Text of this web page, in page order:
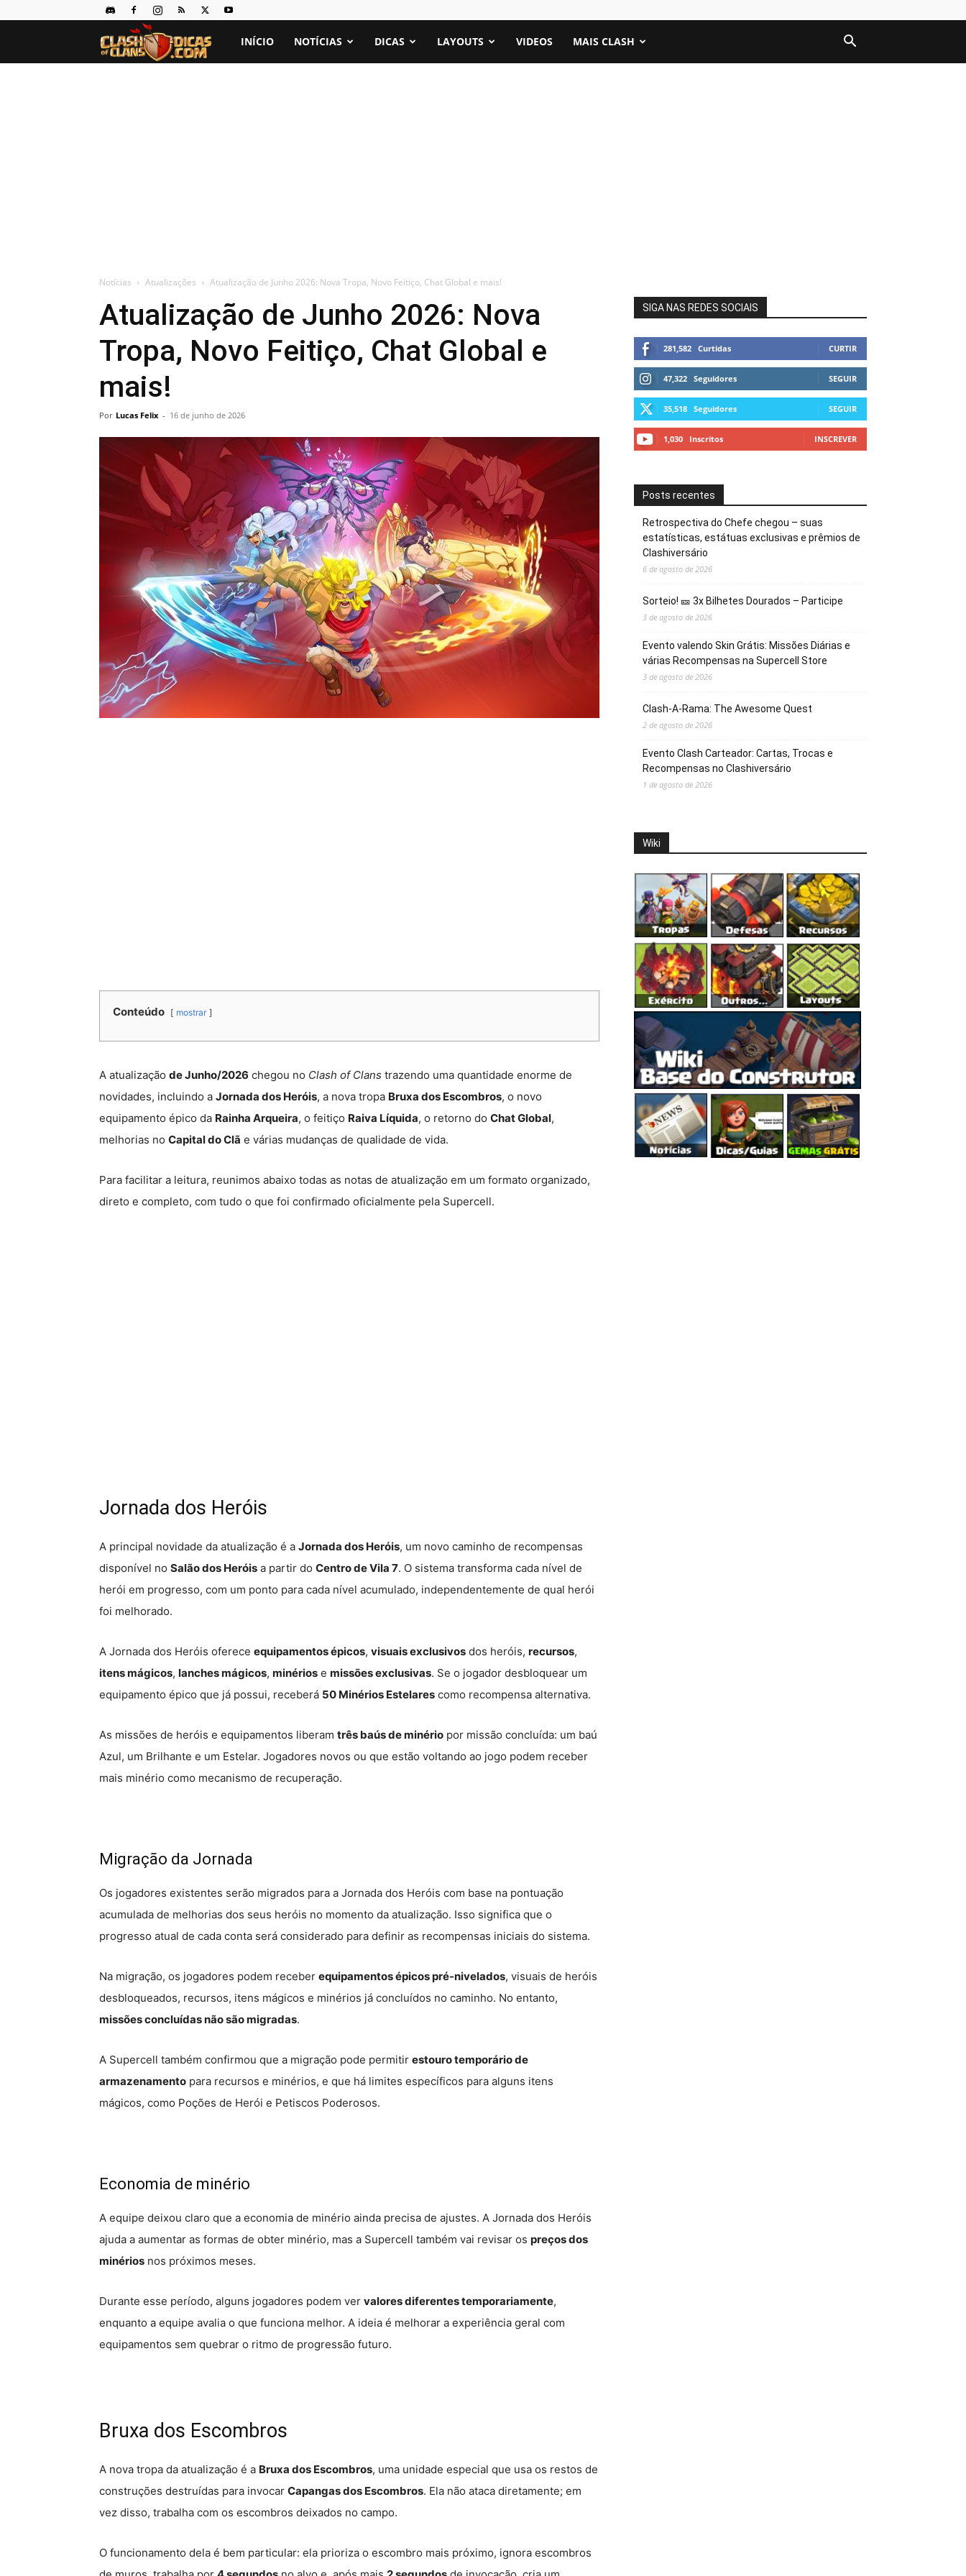
Clash
INÍCIO NOTÍCIAS DICAS LAYOUTS VIDEOS MAIS CLASH
Notícias Atualizações Atualização de Junho 2026: Nova Tropa, Novo Feitiço, Chat Global e mais!
Atualização de Junho 2026: Nova
Tropa, Novo Feitiço, Chat Global e
mais!
Por Lucas Felix - 16 de junho de 2026
Conteúdo mostrar
A atualização de Junho/2026 chegou no Clash of Clans trazendo uma quantidade enorme de
novidades, incluindo a Jornada dos Heróis, a nova tropa Bruxa dos Escombros, o novo
equipamento épico da Rainha Arqueira, o feitiço Raiva Líquida, o retorno do Chat Global,
melhorias no Capital do Clã e várias mudanças de qualidade de vida.
Para facilitar a leitura, reunimos abaixo todas as notas de atualização em um formato organizado,
direto e completo, com tudo o que foi confirmado oficialmente pela Supercell.
Jornada dos Heróis
A principal novidade da atualização é a Jornada dos Heróis, um novo caminho de recompensas
disponível no Salão dos Heróis a partir do Centro de Vila 7. O sistema transforma cada nível de
herói em progresso, com um ponto para cada nível acumulado, independentemente de qual herói
foi melhorado.
A Jornada dos Heróis oferece equipamentos épicos, visuais exclusivos dos heróis, recursos,
itens mágicos, lanches mágicos, minérios e missões exclusivas. Se o jogador desbloquear um
equipamento épico que já possui, receberá 50 Minérios Estelares como recompensa alternativa.
As missões de heróis e equipamentos liberam três baús de minério por missão concluída: um baú
Azul, um Brilhante e um Estelar. Jogadores novos ou que estão voltando ao jogo podem receber
mais minério como mecanismo de recuperação.
Migração da Jornada
Os jogadores existentes serão migrados para a Jornada dos Heróis com base na pontuação
acumulada de melhorias dos seus heróis no momento da atualização. Isso significa que o
progresso atual de cada conta será considerado para definir as recompensas iniciais do sistema.
Na migração, os jogadores podem receber equipamentos épicos pré-nivelados, visuais de heróis
desbloqueados, recursos, itens mágicos e minérios já concluídos no caminho. No entanto,
missões concluídas não são migradas.
A Supercell também confirmou que a migração pode permitir estouro temporário de
armazenamento para recursos e minérios, e que há limites específicos para alguns itens
mágicos, como Poções de Herói e Petiscos Poderosos.
Economia de minério
A equipe deixou claro que a economia de minério ainda precisa de ajustes. A Jornada dos Heróis
ajuda a aumentar as formas de obter minério, mas a Supercell também vai revisar os preços dos
minérios nos próximos meses.
Durante esse período, alguns jogadores podem ver valores diferentes temporariamente,
enquanto a equipe avalia o que funciona melhor. A ideia é melhorar a experiência geral com
equipamentos sem quebrar o ritmo de progressão futuro.
Bruxa dos Escombros
A nova tropa da atualização é a Bruxa dos Escombros, uma unidade especial que usa os restos de
construções destruídas para invocar Capangas dos Escombros. Ela não ataca diretamente; em
vez disso, trabalha com os escombros deixados no campo.
O funcionamento dela é bem particular: ela prioriza o escombro mais próximo, ignora escombros
SIGA NAS REDES SOCIAIS
281,582 Curtidas CURTIR
47,322 Seguidores SEGUIR
35,518 Seguidores SEGUIR
1,030 Inscritos INSCREVER
Posts recentes
Retrospectiva do Chefe chegou – suas
estatísticas, estátuas exclusivas e prêmios de
Clashiversário
6 de agosto de 2026
Sorteio! 🎫 3x Bilhetes Dourados – Participe
3 de agosto de 2026
Evento valendo Skin Grátis: Missões Diárias e
várias Recompensas na Supercell Store
3 de agosto de 2026
Clash-A-Rama: The Awesome Quest
2 de agosto de 2026
Evento Clash Carteador: Cartas, Trocas e
Recompensas no Clashiversário
1 de agosto de 2026
Wiki